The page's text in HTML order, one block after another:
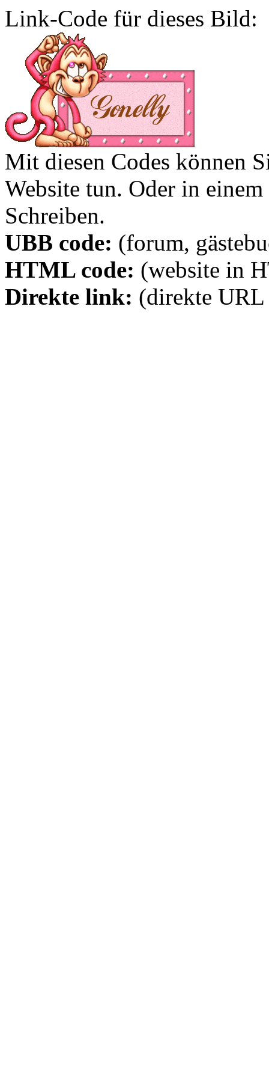
Link-Code für dieses Bild:
Mit diesen Codes können
Website tun. Oder in
Schreiben.
UBB code: (forum,
HTML code: (website in
Direkte link: (direkte